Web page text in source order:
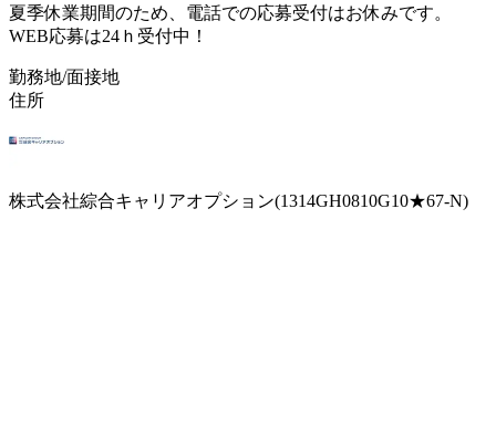
夏季休業期間のため、電話での応募受付はお休みです。
WEB応募は24ｈ受付中！
勤務地/面接地
住所
株式会社綜合キャリアオプション(1314GH0810G10★67-N)